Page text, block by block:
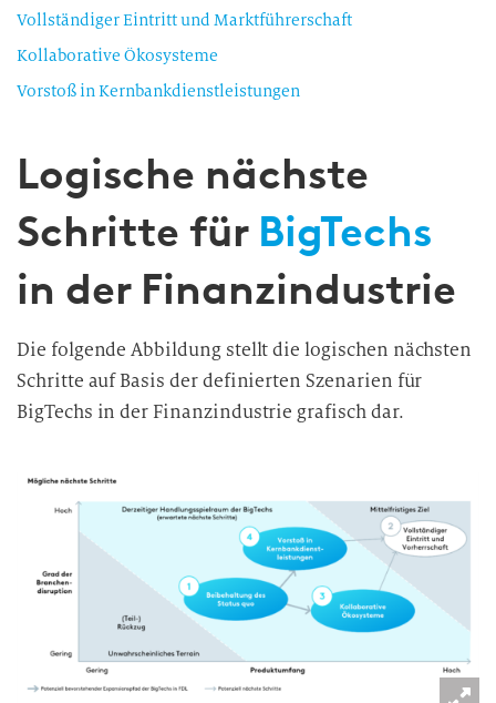
Vollständiger Eintritt und Marktführerschaft
Kollaborative Ökosysteme
Vorstoß in Kernbankdienstleistungen
Logische nächste
Schritte für BigTechs
in der Finanzindustrie
Die folgende Abbildung stellt die logischen nächsten
Schritte auf Basis der definierten Szenarien für
BigTechs in der Finanzindustrie grafisch dar.